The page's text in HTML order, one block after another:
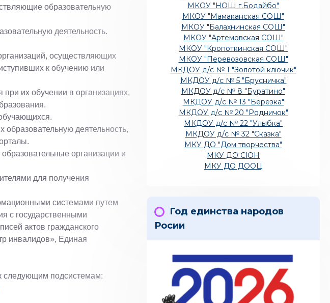
образовательную
деятельность.
осуществляющих
к обучению или
их обучении в организациях,
деятельность,
организации и
для получения
системами путем
с государственными
актов гражданского
инвалидов», Единая
следующим подсистемам:
МКОУ "НОШ г.Бодайбо"
МКОУ "Мамаканская СОШ"
МКОУ "Балахнинская СОШ"
МКОУ "Артемовская СОШ"
МКОУ "Кропоткинская СОШ"
МКОУ "Перевозовская СОШ"
МКДОУ д/с № 1 "Золотой ключик"
МКДОУ д/с № 5 "Брусничка"
МКДОУ д/с № 8 "Буратино"
МКДОУ д/с № 13 "Березка"
МКДОУ д/с № 20 "Родничок"
МКДОУ д/с № 22 "Улыбка"
МКДОУ д/с № 32 "Сказка"
МКУ ДО "Дом творчества"
МКУ ДО СЮН
МКУ ДО ДООЦ
Год единства народов
Росии